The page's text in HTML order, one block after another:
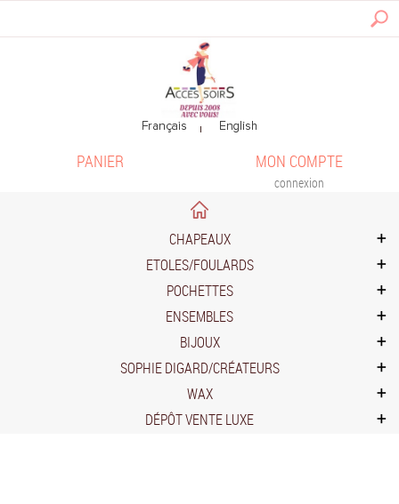
MON COMPTE
connexion
PANIER
CHAPEAUX
ETOLES/FOULARDS
POCHETTES
ENSEMBLES
BIJOUX
SOPHIE DIGARD/CRÉATEURS
WAX
DÉPÔT VENTE LUXE